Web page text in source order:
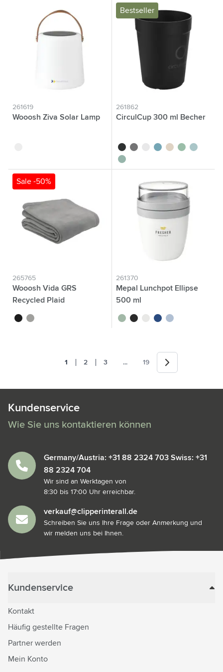
261619
Wooosh Ziva Solar Lamp
Bestseller
261862
CirculCup 300 ml Becher
noir gris pierre
blanc cassé
bleu moyen
beigevert clairbleu clair
vert moyen
Sale -50%
265765
Wooosh Vida GRS
Recycled Plaid
noir gris
261370
Mepal Lunchpot Ellipse
500 ml
vert tilleul
noir blancbleu bleu nordique
Sie lesen gerade die Seite
1 Seite
2 Seite
3 Jump forward
... Seite
19 Weiter
Kundenservice
Wie Sie uns kontaktieren können
Germany/Austria: +31 88 2324 703 Swiss: +31
88 2324 704
Wir sind an Werktagen von
8:30 bis 17:00 Uhr erreichbar.
verkauf@clipperinterall.de
Schreiben Sie uns Ihre Frage oder Anmerkung und
wir melden uns bei Ihnen.
Kundenservice
Kontakt
Häufig gestellte Fragen
Partner werden
Mein Konto